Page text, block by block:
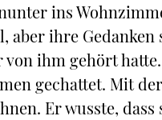
ins
aber ihre Gedanken
ihm gehört
gechattet. Mit
Er wusste,